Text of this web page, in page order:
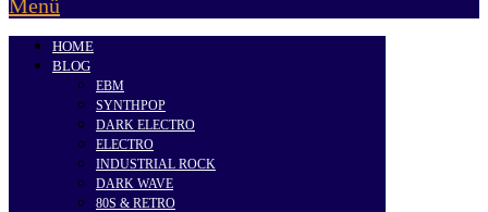
Menü
HOME
BLOG
EBM
SYNTHPOP
DARK ELECTRO
ELECTRO
INDUSTRIAL ROCK
DARK WAVE
80S & RETRO